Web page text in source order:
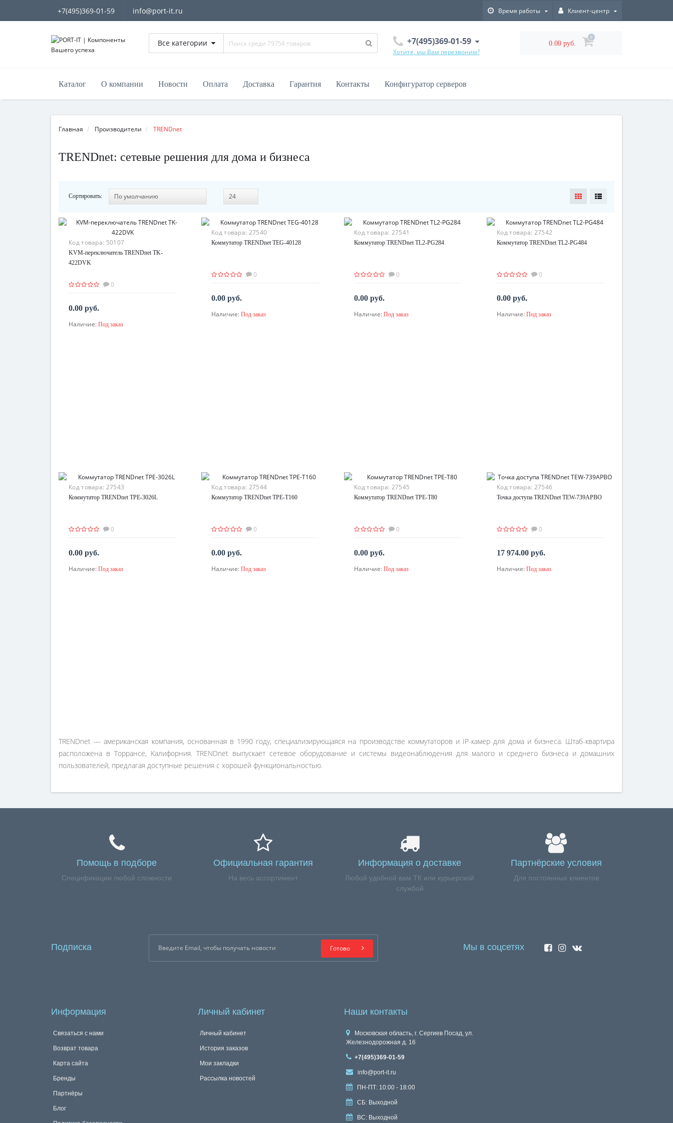
+7(495)369-01-59 info@port-it.ru Время работы Клиент-центр
Все категории +7(495)369-01-59
Хотите, мы Вам перезвоним?
0.00 руб.
0
Каталог О компании Новости Оплата Доставка Гарантия Контакты Конфигуратор серверов
Главная Производители TRENDnet
TRENDnet: сетевые решения для дома и бизнеса
Сортировать:
Код товара: 50107
KVM-переключатель TRENDnet TK-
422DVK
0
0.00 руб.
По запросу
Наличие: Под заказ
Код товара: 27540
Коммутатор TRENDnet TEG-40128
0
0.00 руб.
По запросу
Наличие: Под заказ
Код товара: 27541
Коммутатор TRENDnet TL2-PG284
0
0.00 руб.
По запросу
Наличие: Под заказ
Код товара: 27542
Коммутатор TRENDnet TL2-PG484
0
0.00 руб.
По запросу
Наличие: Под заказ
Код товара: 27543
Коммутатор TRENDnet TPE-3026L
0
0.00 руб.
По запросу
Наличие: Под заказ
Код товара: 27544
Коммутатор TRENDnet TPE-T160
0
0.00 руб.
По запросу
Наличие: Под заказ
Код товара: 27545
Коммутатор TRENDnet TPE-T80
0
0.00 руб.
По запросу
Наличие: Под заказ
Код товара: 27546
Точка доступа TRENDnet TEW-739APBO
0
17 974.00 руб.
По запросу
Наличие: Под заказ
TRENDnet — американская компания, основанная в 1990 году, специализирующаяся на производстве коммутаторов и IP-камер для дома и бизнеса. Штаб-квартира
расположена в Торрансе, Калифорния. TRENDnet выпускает сетевое оборудование и системы видеонаблюдения для малого и среднего бизнеса и домашних
пользователей, предлагая доступные решения с хорошей функциональностью.
Помощь в подборе
Спецификации любой сложности
Официальная гарантия
На весь ассортимент
Информация о доставке
Любой удобной вам ТК или курьерской
службой
Партнёрские условия
Для постоянных клиентов
Подписка Готово Мы в соцсетях
Информация
Связаться с нами
Возврат товара
Карта сайта
Бренды
Партнёры
Блог
Личный кабинет
Личный кабинет
История заказов
Мои закладки
Рассылка новостей
Наши контакты
Московская область, г. Сергиев Посад, ул.
Железнодорожная д. 16
+7(495)369-01-59
info@port-it.ru
ПН-ПТ: 10:00 - 18:00
СБ: Выходной
ВС: Выходной